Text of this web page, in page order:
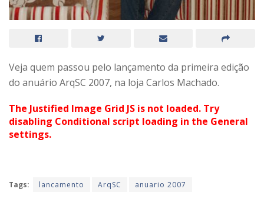
Veja quem passou pelo lançamento da primeira edição
do anuário ArqSC 2007, na loja Carlos Machado.
The Justified Image Grid JS is not loaded. Try
disabling Conditional script loading in the General
settings.
Tags: lancamento ArqSC anuario 2007